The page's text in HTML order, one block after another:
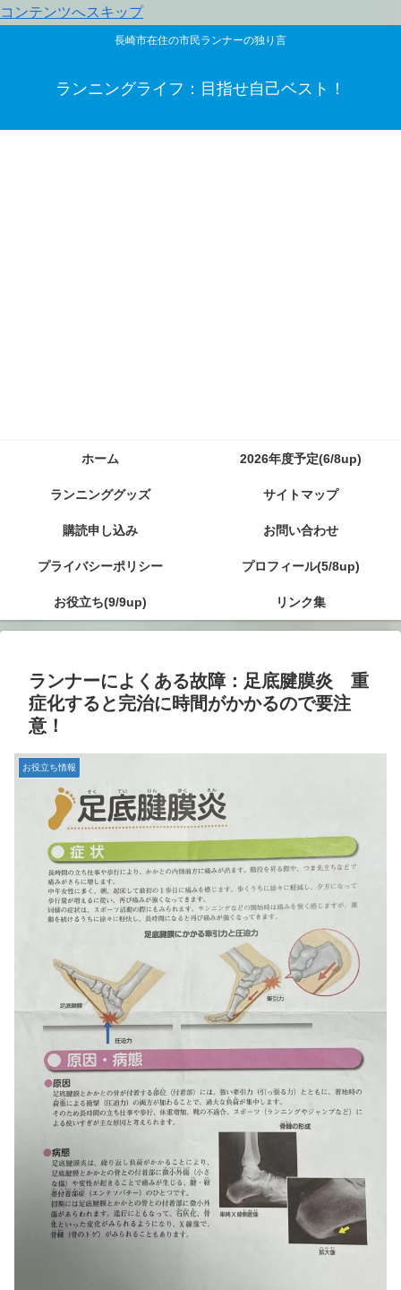
コンテンツへスキップ
長崎市在住の市民ランナーの独り言
ランニングライフ：目指せ自己ベスト！
ホーム 2026年度予定(6/8up)
ランニンググッズ サイトマップ
購読申し込み お問い合わせ
プライバシーポリシー プロフィール(5/8up)
お役立ち(9/9up) リンク集
ランナーによくある故障：足底腱膜炎 重
症化すると完治に時間がかかるので要注
意！
お役立ち情報